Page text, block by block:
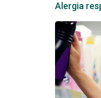
Alergia